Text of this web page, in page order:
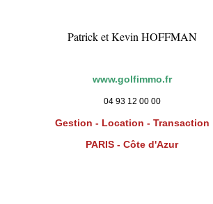
Patrick et Kevin HOFFMAN
www.golfimmo.fr
04 93 12 00 00
Gestion - Location - Transaction
PARIS - Côte d'Azur